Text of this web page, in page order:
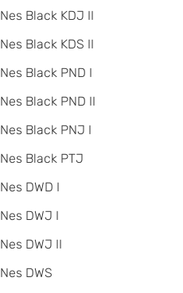
Nes Black KDJ II
Nes Black KDS II
Nes Black PND I
Nes Black PND II
Nes Black PNJ I
Nes Black PTJ
Nes DWD I
Nes DWJ I
Nes DWJ II
Nes DWS